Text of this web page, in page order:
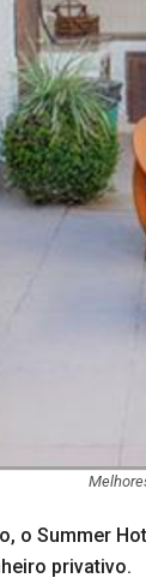
o Summer
privativo.